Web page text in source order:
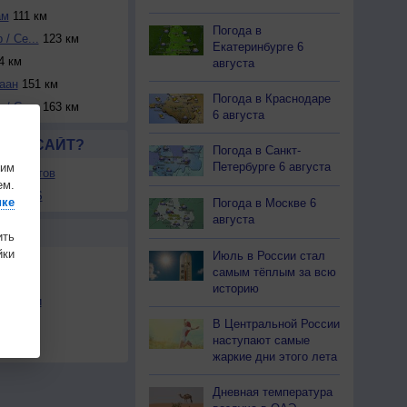
111 км
/ Се... 123 км
км
151 км
/ Си...163 км
САЙТ?
сайтов
в RSS
Погода в
Екатеринбурге 6
августа
Погода в Краснодаре
6 августа
Погода в Санкт-
Петербурге 6 августа
Погода в Москве 6
августа
Июль в России стал
самым тёплым за всю
историю
В Центральной России
наступают самые
жаркие дни этого лета
Дневная температура